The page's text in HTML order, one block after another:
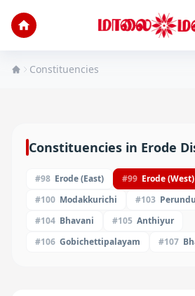
Constituencies
Constituencies in Erode
#98 Erode (East) #99 Erode (West)
#100 Modakkurichi #103
#104 Bhavani #105 Anthiyur
#106 Gobichettipalayam #107